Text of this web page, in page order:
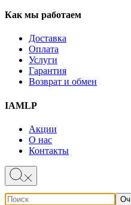
Как мы работаем
Доставка
Оплата
Услуги
Гарантия
Возврат и обмен
IAMLP
Акции
О нас
Контакты